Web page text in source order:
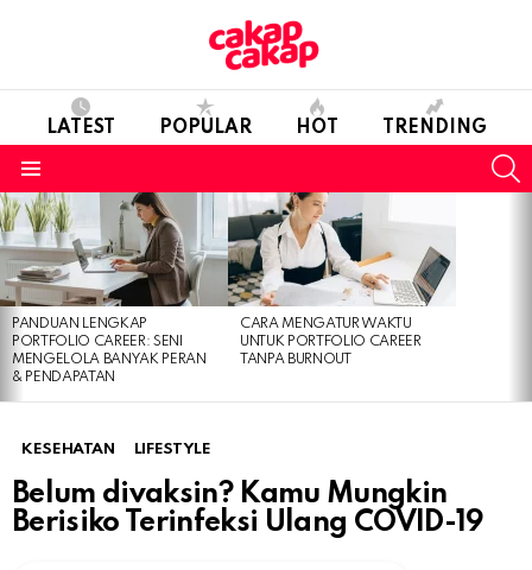
LATEST POPULAR HOT TRENDING
LATEST
STORIES
PANDUAN LENGKAP
PORTFOLIO CAREER: SENI
MENGELOLA BANYAK PERAN
& PENDAPATAN
CARA MENGATUR WAKTU
UNTUK PORTFOLIO CAREER
TANPA BURNOUT
KESEHATAN LIFESTYLE
Belum divaksin? Kamu Mungkin
Berisiko Terinfeksi Ulang COVID-19